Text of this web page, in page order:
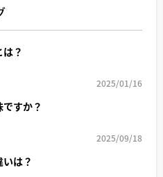
？
2025/01/16
すか？
2025/09/18
は？